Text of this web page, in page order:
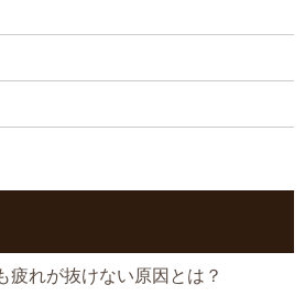
疲れが抜けない原因とは？